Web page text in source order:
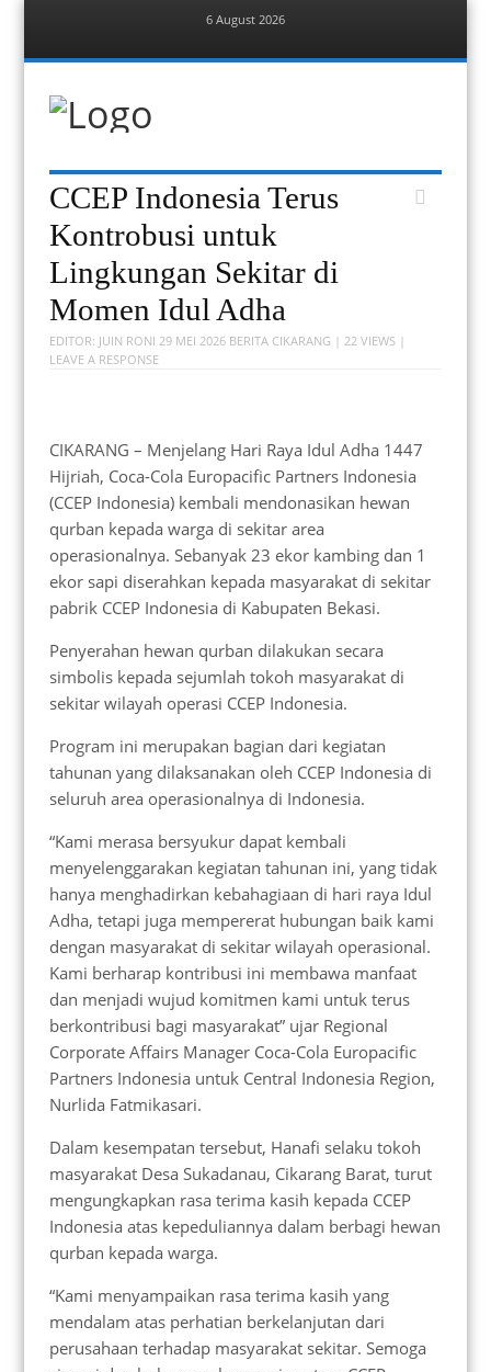
6 August 2026
Menu
to
Berita Bekasi
Menu
Skip
to
content
CCEP Indonesia Terus
Kontrobusi untuk
Lingkungan Sekitar di
Momen Idul Adha
EDITOR: JUIN RONI 29 MEI 2026 BERITA CIKARANG | 22 VIEWS |
LEAVE A RESPONSE
CIKARANG – Menjelang Hari Raya Idul Adha 1447
Hijriah, Coca-Cola Europacific Partners Indonesia
(CCEP Indonesia) kembali mendonasikan hewan
qurban kepada warga di sekitar area
operasionalnya. Sebanyak 23 ekor kambing dan 1
ekor sapi diserahkan kepada masyarakat di sekitar
pabrik CCEP Indonesia di Kabupaten Bekasi.
Penyerahan hewan qurban dilakukan secara
simbolis kepada sejumlah tokoh masyarakat di
sekitar wilayah operasi CCEP Indonesia.
Program ini merupakan bagian dari kegiatan
tahunan yang dilaksanakan oleh CCEP Indonesia di
seluruh area operasionalnya di Indonesia.
“Kami merasa bersyukur dapat kembali
menyelenggarakan kegiatan tahunan ini, yang tidak
hanya menghadirkan kebahagiaan di hari raya Idul
Adha, tetapi juga mempererat hubungan baik kami
dengan masyarakat di sekitar wilayah operasional.
Kami berharap kontribusi ini membawa manfaat
dan menjadi wujud komitmen kami untuk terus
berkontribusi bagi masyarakat” ujar Regional
Corporate Affairs Manager Coca-Cola Europacific
Partners Indonesia untuk Central Indonesia Region,
Nurlida Fatmikasari.
Dalam kesempatan tersebut, Hanafi selaku tokoh
masyarakat Desa Sukadanau, Cikarang Barat, turut
mengungkapkan rasa terima kasih kepada CCEP
Indonesia atas kepeduliannya dalam berbagi hewan
qurban kepada warga.
“Kami menyampaikan rasa terima kasih yang
mendalam atas perhatian berkelanjutan dari
perusahaan terhadap masyarakat sekitar. Semoga